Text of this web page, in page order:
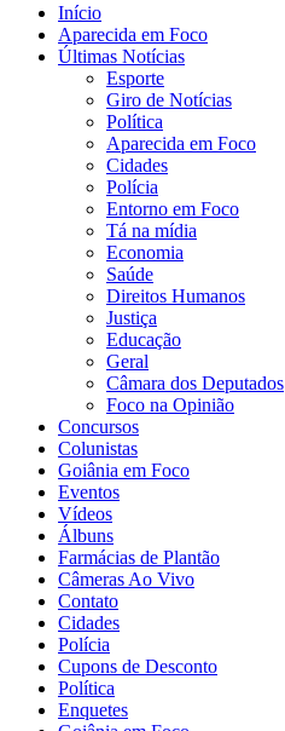
Início
Aparecida em Foco
Últimas Notícias
Esporte
Giro de Notícias
Política
Aparecida em Foco
Cidades
Polícia
Entorno em Foco
Tá na mídia
Economia
Saúde
Direitos Humanos
Justiça
Educação
Geral
Câmara dos Deputados
Foco na Opinião
Concursos
Colunistas
Goiânia em Foco
Eventos
Vídeos
Álbuns
Farmácias de Plantão
Câmeras Ao Vivo
Contato
Cidades
Polícia
Cupons de Desconto
Política
Enquetes